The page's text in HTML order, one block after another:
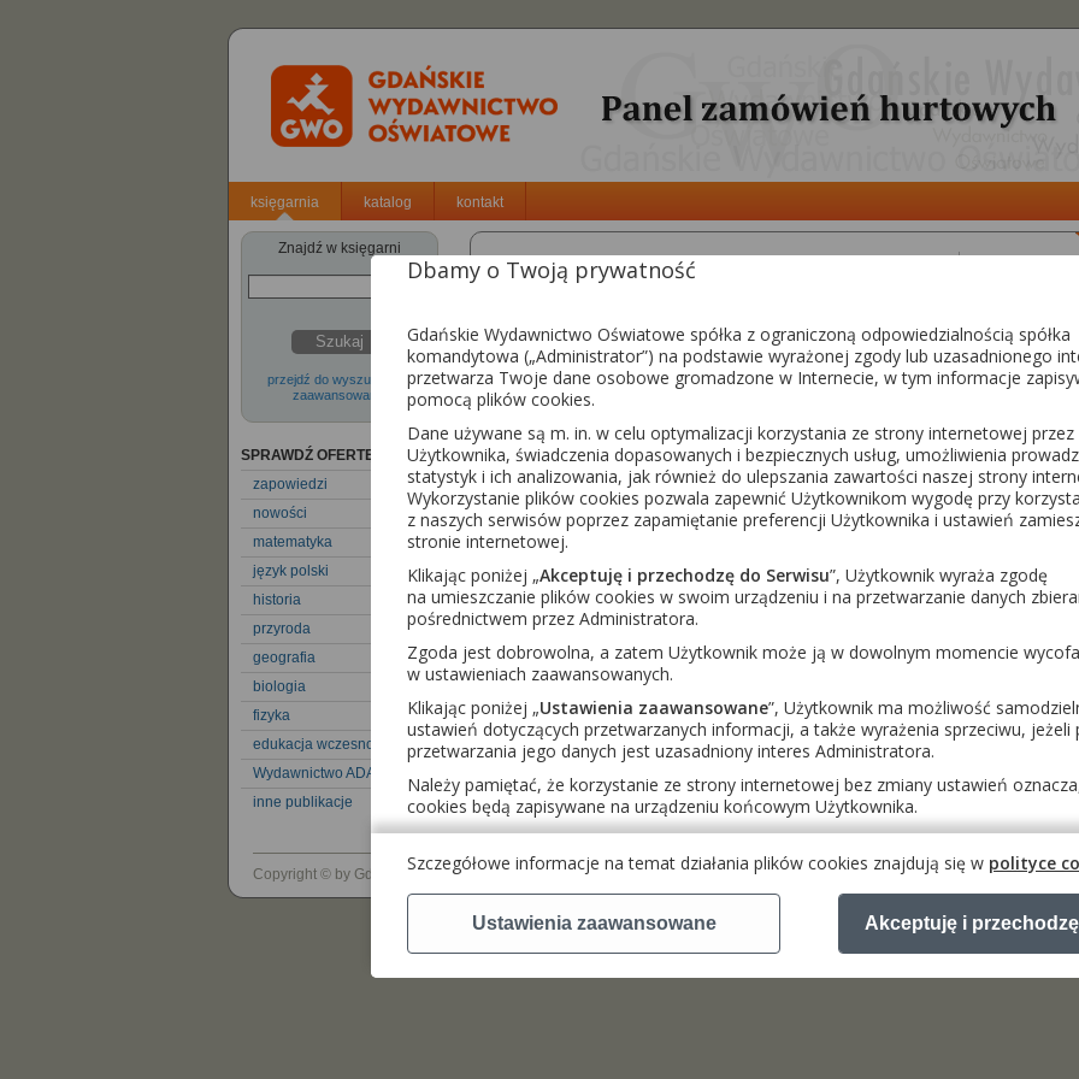
księgarnia katalog kontakt
Znajdź w księgarni
Szukaj
przejdź do wyszukiwarki
zaawansowanej
SPRAWDŹ OFERTĘ
zapowiedzi
nowości
matematyka
język polski
historia
przyroda
geografia
biologia
fizyka
edukacja wczesnoszkolna
Wydawnictwo ADAMADA
inne publikacje
Matematyka z plusem 4. Ćwiczenia. Geometria.
Wersja B. Od roku szkolnego 2026/2027
autor: Piotr Zarzycki
ISBN: 978-83-8118-786-2
liczba egz. w paczce: 10
kod handlowy: 4CG-3
przedmiot: matematyka
poziom: szkoła podstawowa
zeszyt ćwiczeń
(cena zawiera
DO KOSZYKA
Opis książki
Zeszyty ćwiczeń Arytmetyka Geometria
przeznaczone są dla nauczycieli, którym
możliwie najwyższym poziomie nauczania przedmiotu, ale nie mogą pozwolić sobie na
pracy z trzyzeszytową wersją ćwiczeń (wersją A). Zeszyty są dostosowane do zawartości
podręcznika.
Copyright © by Gdańskie Wydawnictwo Oświatowe 2026 pomoc | kontakt |
Dbamy o Twoją prywatność
Gdańskie Wydawnictwo Oświatowe spółka z ograniczoną odpowiedzialnością spółka
komandytowa („Administrator”) na podstawie wyrażonej zgody lub uzasadnionego
przetwarza Twoje dane osobowe gromadzone w Internecie, w tym informacje
pomocą plików cookies.
Dane używane są m. in. w celu optymalizacji korzystania ze strony internetowej przez
Użytkownika, świadczenia dopasowanych i bezpiecznych usług, umożliwienia
statystyk i ich analizowania, jak również do ulepszania zawartości naszej strony
Wykorzystanie plików cookies pozwala zapewnić Użytkownikom wygodę przy
z naszych serwisów poprzez zapamiętanie preferencji Użytkownika i ustawień
stronie internetowej.
Klikając poniżej „Akceptuję i przechodzę do Serwisu”, Użytkownik wyraża zgodę
na umieszczanie plików cookies w swoim urządzeniu i na przetwarzanie danych
pośrednictwem przez Administratora.
Zgoda jest dobrowolna, a zatem Użytkownik może ją w dowolnym momencie
w ustawieniach zaawansowanych.
Klikając poniżej „Ustawienia zaawansowane”, Użytkownik ma możliwość
ustawień dotyczących przetwarzanych informacji, a także wyrażenia sprzeciwu, jeżeli
przetwarzania jego danych jest uzasadniony interes Administratora.
Należy pamiętać, że korzystanie ze strony internetowej bez zmiany ustawień
cookies będą zapisywane na urządzeniu końcowym Użytkownika.
Szczegółowe informacje na temat działania plików cookies znajdują się w polityce
Ustawienia zaawansowane Akceptuję i